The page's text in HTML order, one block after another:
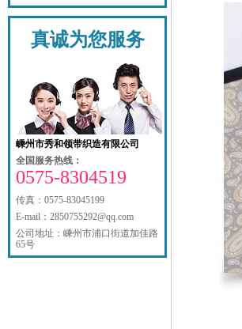
真诚为您服务
嵊州市秀和领带织造有限公司
全国服务热线：
0575-8304519
传真： 0575-83045199
E-mail：2850755292@qq.com
公司地址： 嵊州市浦口街道加佳路
65号